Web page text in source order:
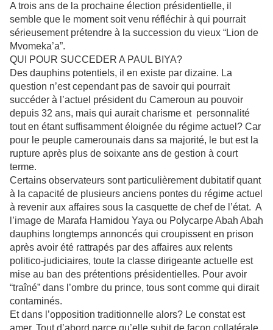
A trois ans de la prochaine élection présidentielle, il
semble que le moment soit venu réfléchir à qui pourrait
sérieusement prétendre à la succession du vieux “Lion de
Mvomeka’a”.
QUI POUR SUCCEDER A PAUL BIYA?
Des dauphins potentiels, il en existe par dizaine. La
question n’est cependant pas de savoir qui pourrait
succéder à l’actuel président du Cameroun au pouvoir
depuis 32 ans, mais qui aurait charisme et personnalité
tout en étant suffisamment éloignée du régime actuel? Car
pour le peuple camerounais dans sa majorité, le but est la
rupture après plus de soixante ans de gestion à court
terme.
Certains observateurs sont particulièrement dubitatif quant
à la capacité de plusieurs anciens pontes du régime actuel
à revenir aux affaires sous la casquette de chef de l’état. A
l’image de Marafa Hamidou Yaya ou Polycarpe Abah Abah
dauphins longtemps annoncés qui croupissent en prison
après avoir été rattrapés par des affaires aux relents
politico-judiciaires, toute la classe dirigeante actuelle est
mise au ban des prétentions présidentielles. Pour avoir
“traîné” dans l’ombre du prince, tous sont comme qui dirait
contaminés.
Et dans l’opposition traditionnelle alors? Le constat est